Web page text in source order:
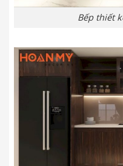
Bếp thiết